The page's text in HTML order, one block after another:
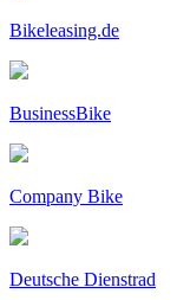
Bikeleasing.de
BusinessBike
Company Bike
Deutsche Dienstrad